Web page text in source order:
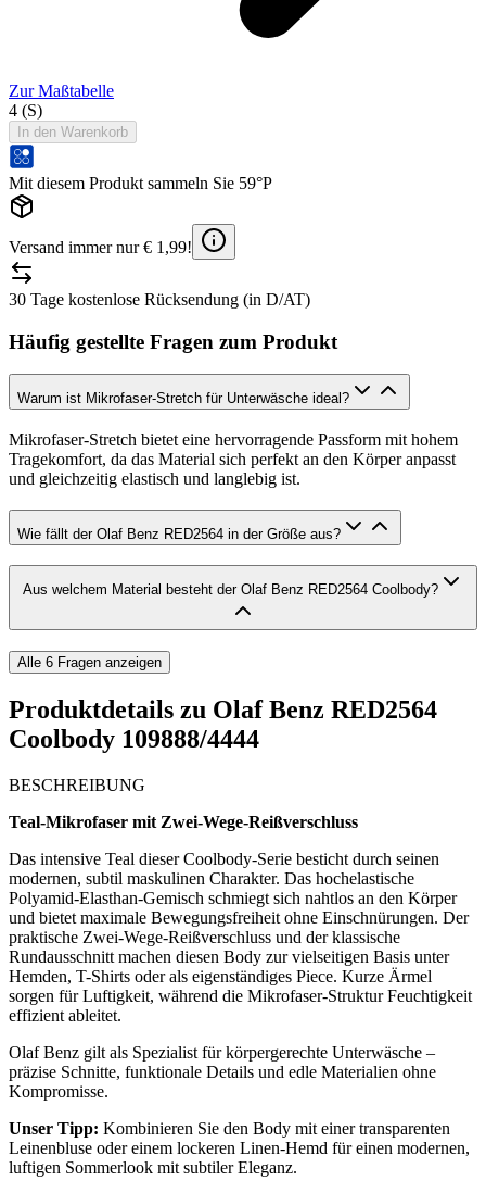
Zur Maßtabelle
4 (S)
In den Warenkorb
Mit diesem Produkt sammeln Sie 59°P
Versand immer nur € 1,99!
30 Tage kostenlose Rücksendung (in D/AT)
Häufig gestellte Fragen zum Produkt
Warum ist Mikrofaser-Stretch für Unterwäsche ideal?
Mikrofaser-Stretch bietet eine hervorragende Passform mit hohem
Tragekomfort, da das Material sich perfekt an den Körper anpasst
und gleichzeitig elastisch und langlebig ist.
Wie fällt der Olaf Benz RED2564 in der Größe aus?
Aus welchem Material besteht der Olaf Benz RED2564 Coolbody?
Alle 6 Fragen anzeigen
Produktdetails zu Olaf Benz RED2564
Coolbody 109888/4444
BESCHREIBUNG
Teal-Mikrofaser mit Zwei-Wege-Reißverschluss
Das intensive Teal dieser Coolbody-Serie besticht durch seinen
modernen, subtil maskulinen Charakter. Das hochelastische
Polyamid-Elasthan-Gemisch schmiegt sich nahtlos an den Körper
und bietet maximale Bewegungsfreiheit ohne Einschnürungen. Der
praktische Zwei-Wege-Reißverschluss und der klassische
Rundausschnitt machen diesen Body zur vielseitigen Basis unter
Hemden, T-Shirts oder als eigenständiges Piece. Kurze Ärmel
sorgen für Luftigkeit, während die Mikrofaser-Struktur Feuchtigkeit
effizient ableitet.
Olaf Benz gilt als Spezialist für körpergerechte Unterwäsche –
präzise Schnitte, funktionale Details und edle Materialien ohne
Kompromisse.
Unser Tipp: Kombinieren Sie den Body mit einer transparenten
Leinenbluse oder einem lockeren Linen-Hemd für einen modernen,
luftigen Sommerlook mit subtiler Eleganz.